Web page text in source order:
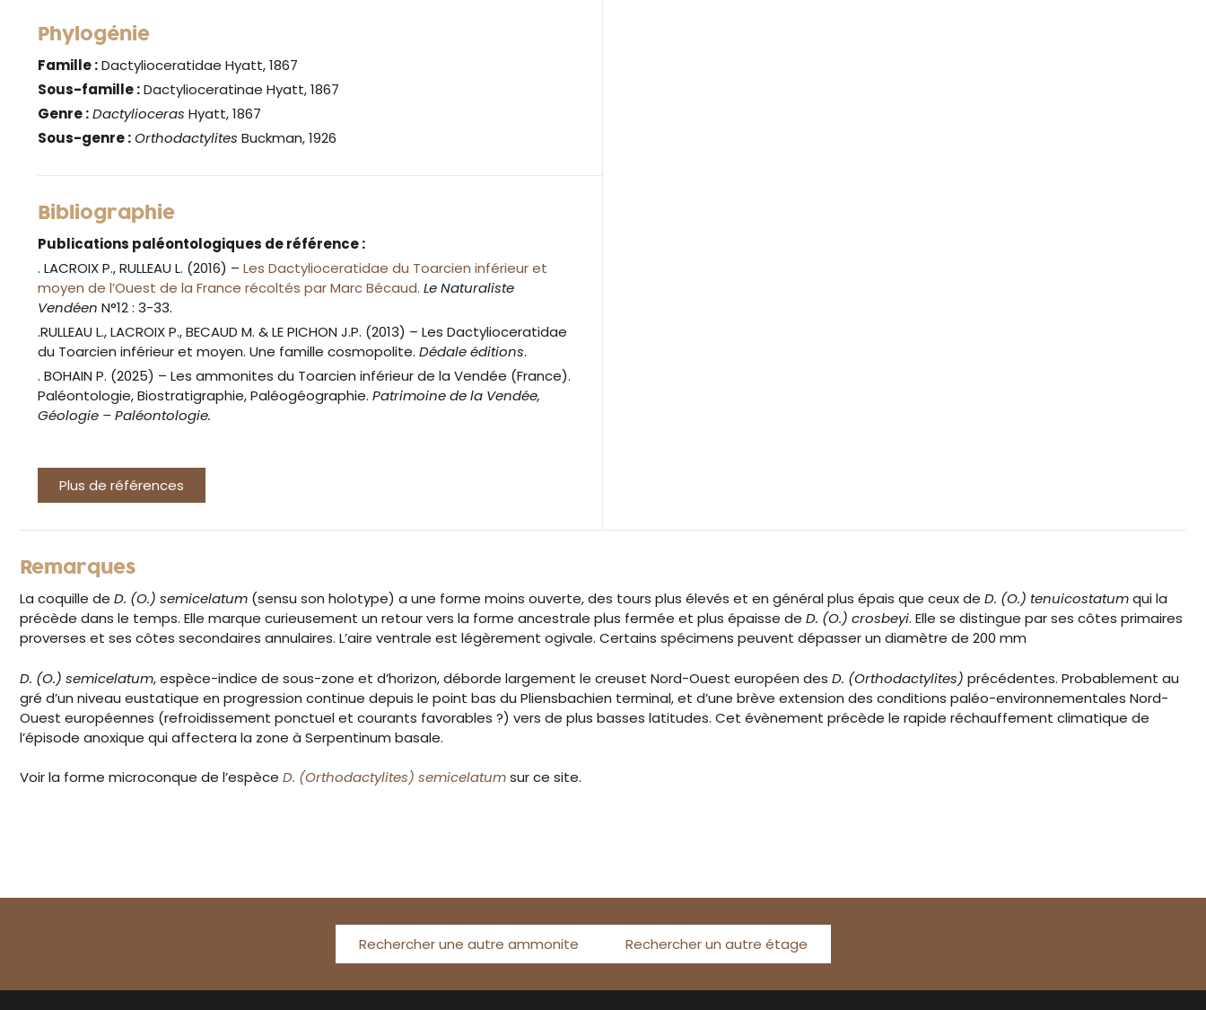
Phylogénie
Famille :Dactylioceratidae Hyatt, 1867
Sous-famille :Dactylioceratinae Hyatt, 1867
Genre :Dactylioceras Hyatt, 1867
Sous-genre :Orthodactylites Buckman, 1926
Bibliographie
Publications paléontologiques de référence :
. LACROIX P., RULLEAU L. (2016) – Les Dactylioceratidae du Toarcien inférieur et
moyen de l’Ouest de la France récoltés par Marc Bécaud. Le Naturaliste
Vendéen N°12 : 3-33.
.RULLEAU L., LACROIX P., BECAUD M. & LE PICHON J.P. (2013) – Les Dactylioceratidae
du Toarcien inférieur et moyen. Une famille cosmopolite. Dédale éditions.
. BOHAIN P. (2025) – Les ammonites du Toarcien inférieur de la Vendée (France).
Paléontologie, Biostratigraphie, Paléogéographie. Patrimoine de la Vendée,
Géologie – Paléontologie.
Plus de références
Remarques
La coquille de D. (O.) semicelatum (sensu son holotype) a une forme moins ouverte, des tours plus élevés et en général plus épais que ceux de D. (O.) tenuicostatumqui la
précède dans le temps. Elle marque curieusement un retour vers la forme ancestrale plus fermée et plus épaisse de D. (O.) crosbeyi. Elle se distingue par ses côtes primaires
proverses et ses côtes secondaires annulaires. L’aire ventrale est légèrement ogivale. Certains spécimens peuvent dépasser un diamètre de 200 mm
D. (O.) semicelatum, espèce-indice de sous-zone et d’horizon, déborde largement le creuset Nord-Ouest européen des D. (Orthodactylites) précédentes. Probablement au
gré d’un niveau eustatique en progression continue depuis le point bas du Pliensbachien terminal, et d’une brève extension des conditions paléo-environnementales Nord-
Ouest européennes (refroidissement ponctuel et courants favorables ?) vers de plus basses latitudes. Cet évènement précède le rapide réchauffement climatique de
l’épisode anoxique qui affectera la zone à Serpentinum basale.
Voir la forme microconque de l’espèce D. (Orthodactylites) semicelatumsur ce site.
Rechercher une autre ammonite Rechercher un autre étage